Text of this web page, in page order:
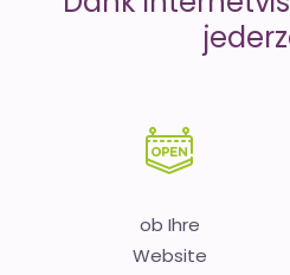
ob Ihre
Website